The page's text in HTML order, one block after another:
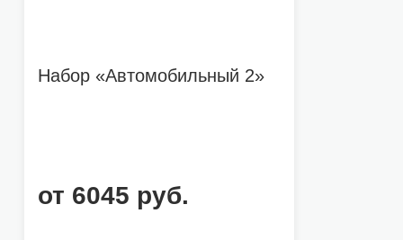
Набор «Автомобильный 2»
от 6045 руб.